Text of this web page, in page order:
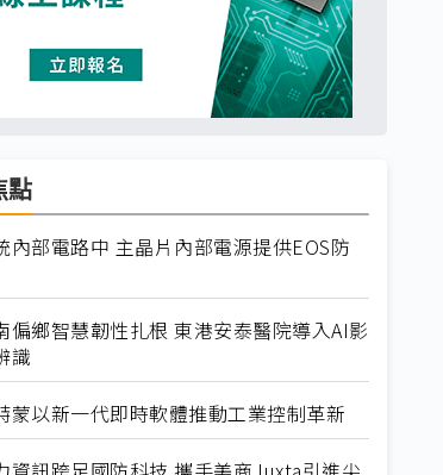
點
內部電路中 主晶片內部電源提供EOS防
偏鄉智慧韌性扎根 東港安泰醫院導入AI影
識
蒙以新一代即時軟體推動工業控制革新